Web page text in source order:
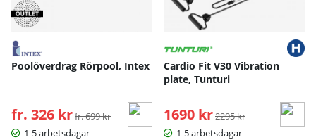
Poolöverdrag Rörpool, Intex
fr. 326 kr Ordinarie pris:
fr. 699 kr
1-5 arbetsdagar
Cardio Fit V30 Vibration
plate, Tunturi
1690 kr Ordinarie pris:
2295 kr
1-5 arbetsdagar